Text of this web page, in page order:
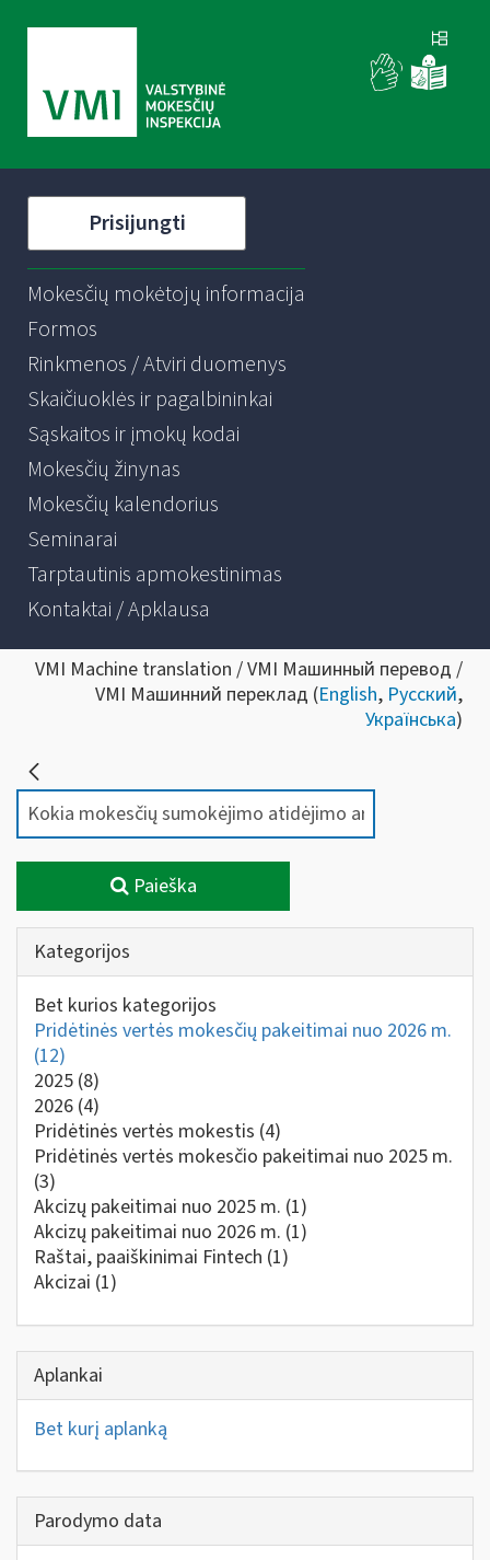
Prisijungti
Mokesčių mokėtojų informacija
Formos
Rinkmenos / Atviri duomenys
Skaičiuoklės ir pagalbininkai
Sąskaitos ir įmokų kodai
Mokesčių žinynas
Mokesčių kalendorius
Seminarai
Tarptautinis apmokestinimas
Kontaktai / Apklausa
VMI Machine translation / VMI Машинный перевод /
VMI Машинний переклад (English, Русский,
Українська)
Paieška
Kategorijos
Bet kurios kategorijos
Pridėtinės vertės mokesčių pakeitimai nuo 2026 m.
(12)
2025 (8)
2026 (4)
Pridėtinės vertės mokestis (4)
Pridėtinės vertės mokesčio pakeitimai nuo 2025 m.
(3)
Akcizų pakeitimai nuo 2025 m. (1)
Akcizų pakeitimai nuo 2026 m. (1)
Raštai, paaiškinimai Fintech (1)
Akcizai (1)
Aplankai
Bet kurį aplanką
Parodymo data